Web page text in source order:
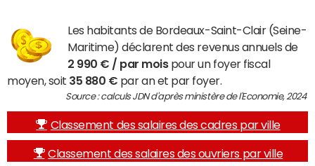
Les habitants de Bordeaux-Saint-Clair (Seine-
Maritime) déclarent des revenus annuels de
2 990 € / par moispour un foyer fiscal
moyen, soit 35 880 € par an et par foyer.
Source : calculs JDN d'après ministère de l'Economie, 2024
Classement des salaires des cadres par ville
Classement des salaires des ouvriers par ville